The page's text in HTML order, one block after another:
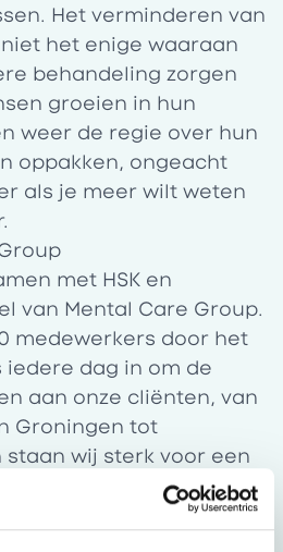
Het verminderen van
het enige waaraan
behandeling zorgen
groeien in hun
weer de regie over hun
oppakken, ongeacht
als je meer wilt weten
met HSK en
van Mental Care Group.
medewerkers door het
dag in om de
aan onze cliënten, van
Groningen tot
staan wij sterk voor een
en veerkrachtig
over Mental Care